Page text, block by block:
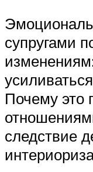
супругами
Почему это
следствие